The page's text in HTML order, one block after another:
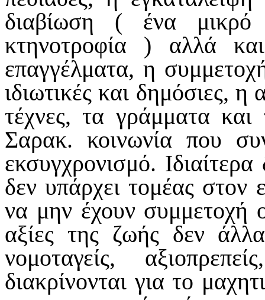
διαβίωση ( ένα μικρό
κτηνοτροφία ) αλλά
επαγγέλματα, η
ιδιωτικές και δημόσιες, η
τέχνες, τα γράμματα
Σαρακ. κοινωνία που
εκσυγχρονισμό.
δεν υπάρχει τομέας στον
να μην έχουν συμμετοχή
αξίες της ζωής δεν
νομοταγείς,
διακρίνονται για το